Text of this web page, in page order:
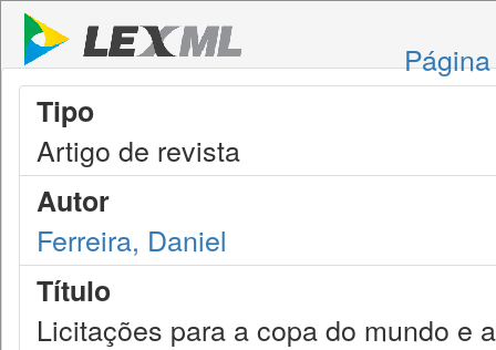
Tipo
Artigo de revista
Autor
Ferreira, Daniel
Título
Licitações para a copa do mundo e